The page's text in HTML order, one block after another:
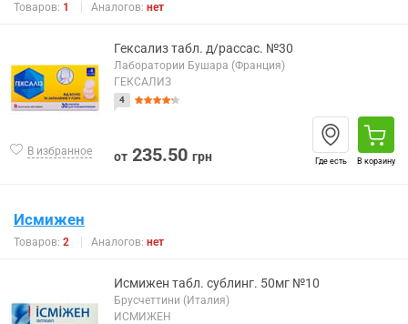
Товаров: 1 Аналогов: нет
В избранное
Гексализ табл. д/рассас. №30
Лаборатории Бушара (Франция)
ГЕКСАЛИЗ
4
от 235.50 грн Где есть В корзину
Исмижен
Товаров: 2 Аналогов: нет
Исмижен табл. сублинг. 50мг №10
Брусчеттини (Италия)
ИСМИЖЕН